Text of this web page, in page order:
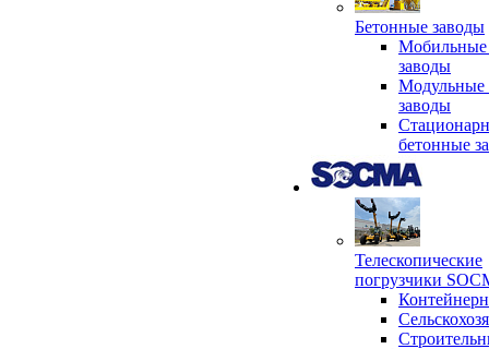
Бетонные заводы
Мобильные
заводы
Модульные
заводы
бетонные
Телескопические
погрузчики